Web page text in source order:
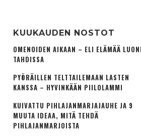
KUUKAUDEN NOSTOT
OMENOIDEN AIKAAN – ELI ELÄMÄÄ
TAHDISSA
PYÖRÄILLEN TELTTAILEMAAN LASTEN
KANSSA – HYVINKÄÄN PIILOLAMMI
KUIVATTU PIHLAJANMARJAJAUHE JA 9
MUUTA IDEAA, MITÄ TEHDÄ
PIHLAJANMARJOISTA